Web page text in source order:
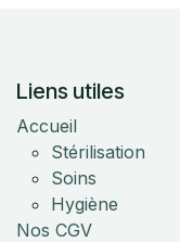
Liens utiles
Accueil
Stérilisation
Soins
Hygiène
Nos CGV